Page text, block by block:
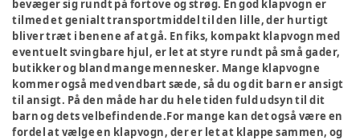
bevæger sig rundt på fortove og strøg. En god klapvogn er
tilmed et genialt transportmiddel til den lille, der hurtigt
bliver træt i benene af at gå. En fiks, kompakt klapvogn med
eventuelt svingbare hjul, er let at styre rundt på små gader,
butikker og bland mange mennesker. Mange klapvogne
kommer også med vendbart sæde, så du og dit barn er ansigt
til ansigt. På den måde har du hele tiden fuld udsyn til dit
barn og dets velbefindende.For mange kan det også være en
fordel at vælge en klapvogn, der er let at klappe sammen, og